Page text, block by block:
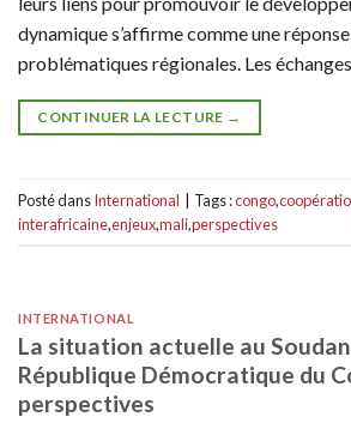
dynamique s’affirme comme une
problématiques régionales. Les
CONTINUER LA LECTURE →
Posté dansInternational Tags :congo,
interafricaine,enjeux,mali,perspectives
INTERNATIONAL
La situation actuelle au
République Démocratique du
perspectives